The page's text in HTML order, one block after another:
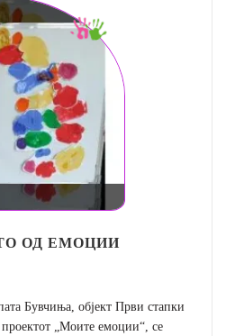
ОД ЕМОЦИИ
Бувчиња, објект Први стапки
„Моите емоции“, се